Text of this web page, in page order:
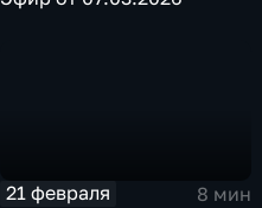
21 февраля
8 мин